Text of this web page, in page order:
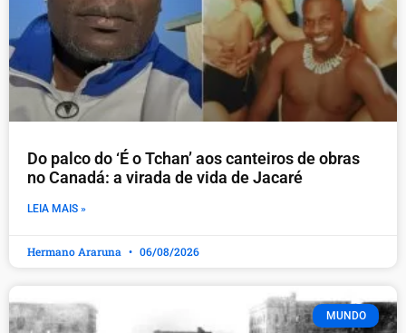
Do palco do ‘É o Tchan’ aos canteiros de obras
no Canadá: a virada de vida de Jacaré
LEIA MAIS »
Hermano Araruna 06/08/2026
MUNDO